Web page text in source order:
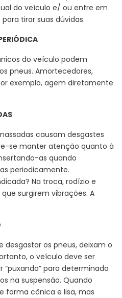
do veículo e/ ou entre em
tirar suas dúvidas.
do veículo podem
pneus. Amortecedores,
exemplo, agem diretamente
causam desgastes
se manter atenção quanto à
as quando
periodicamente.
Na troca, rodízio e
surgirem vibrações. A
desgastar os pneus, deixam o
o veículo deve ser
para determinado
na suspensão. Quando
forma cônica e lisa, mas